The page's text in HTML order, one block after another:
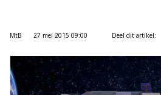
MtB 27 mei 2015 09:00 Deel dit artikel: